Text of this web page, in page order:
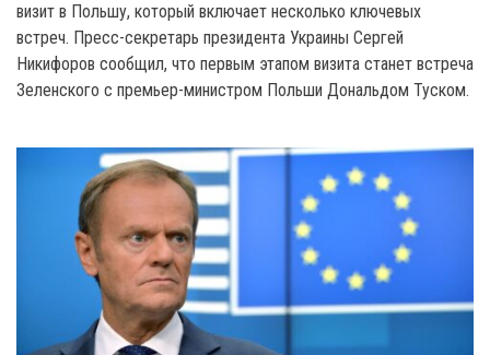
визит в Польшу, который включает несколько ключевых
встреч. Пресс-секретарь президента Украины Сергей
Никифоров сообщил, что первым этапом визита станет встреча
Зеленского с премьер-министром Польши Дональдом Туском.